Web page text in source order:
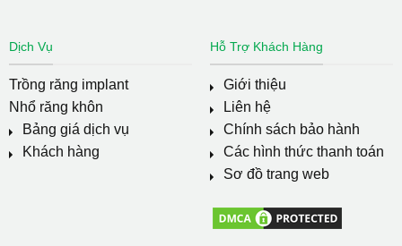
Dịch Vụ
Trồng răng implant
Nhổ răng khôn
Bảng giá dịch vụ
Khách hàng
Hỗ Trợ Khách Hàng
Giới thiệu
Liên hệ
Chính sách bảo hành
Các hình thức thanh toán
Sơ đồ trang web